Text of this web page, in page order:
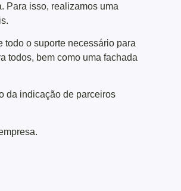
Para isso, realizamos uma
todo o suporte necessário para
todos, bem como uma fachada
da indicação de parceiros